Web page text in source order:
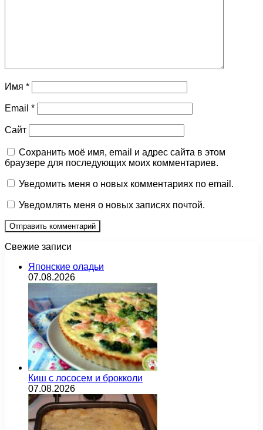
Имя *
Email *
Сайт
Сохранить моё имя, email и адрес сайта в этом
браузере для последующих моих комментариев.
Уведомить меня о новых комментариях по email.
Уведомлять меня о новых записях почтой.
Свежие записи
Японские оладьи
07.08.2026
Киш с лососем и брокколи
07.08.2026